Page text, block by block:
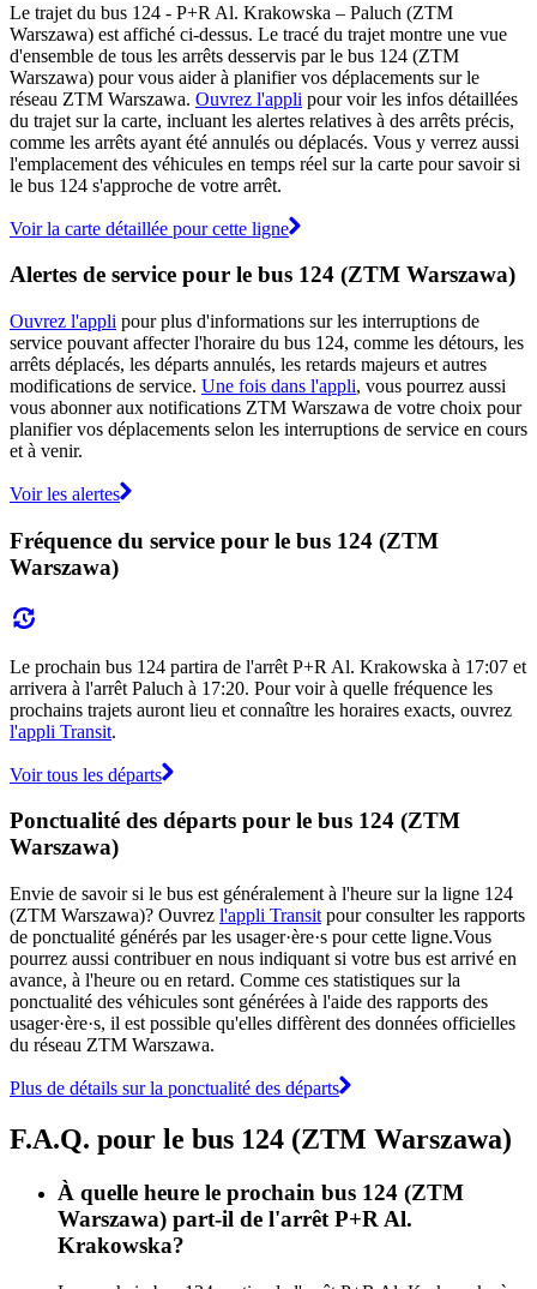
Le trajet du bus 124 - P+R Al. Krakowska – Paluch (ZTM
Warszawa) est affiché ci-dessus. Le tracé du trajet montre une vue
d'ensemble de tous les arrêts desservis par le bus 124 (ZTM
Warszawa) pour vous aider à planifier vos déplacements sur le
réseau ZTM Warszawa. Ouvrez l'appli pour voir les infos détaillées
du trajet sur la carte, incluant les alertes relatives à des arrêts précis,
comme les arrêts ayant été annulés ou déplacés. Vous y verrez aussi
l'emplacement des véhicules en temps réel sur la carte pour savoir si
le bus 124 s'approche de votre arrêt.
Voir la carte détaillée pour cette ligne
Alertes de service pour le bus 124 (ZTM Warszawa)
Ouvrez l'appli pour plus d'informations sur les interruptions de
service pouvant affecter l'horaire du bus 124, comme les détours, les
arrêts déplacés, les départs annulés, les retards majeurs et autres
modifications de service. Une fois dans l'appli, vous pourrez aussi
vous abonner aux notifications ZTM Warszawa de votre choix pour
planifier vos déplacements selon les interruptions de service en cours
et à venir.
Voir les alertes
Fréquence du service pour le bus 124 (ZTM
Warszawa)
Le prochain bus 124 partira de l'arrêt P+R Al. Krakowska à 17:07 et
arrivera à l'arrêt Paluch à 17:20. Pour voir à quelle fréquence les
prochains trajets auront lieu et connaître les horaires exacts, ouvrez
l'appli Transit.
Voir tous les départs
Ponctualité des départs pour le bus 124 (ZTM
Warszawa)
Envie de savoir si le bus est généralement à l'heure sur la ligne 124
(ZTM Warszawa)? Ouvrez l'appli Transit pour consulter les rapports
de ponctualité générés par les usager·ère·s pour cette ligne.Vous
pourrez aussi contribuer en nous indiquant si votre bus est arrivé en
avance, à l'heure ou en retard. Comme ces statistiques sur la
ponctualité des véhicules sont générées à l'aide des rapports des
usager·ère·s, il est possible qu'elles diffèrent des données officielles
du réseau ZTM Warszawa.
Plus de détails sur la ponctualité des départs
F.A.Q. pour le bus 124 (ZTM Warszawa)
À quelle heure le prochain bus 124 (ZTM
Warszawa) part-il de l'arrêt P+R Al.
Krakowska?